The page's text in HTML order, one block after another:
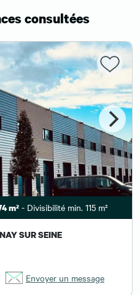
consultées
m²- Divisibilité min. 115 m²
SUR SEINE
Envoyer un message